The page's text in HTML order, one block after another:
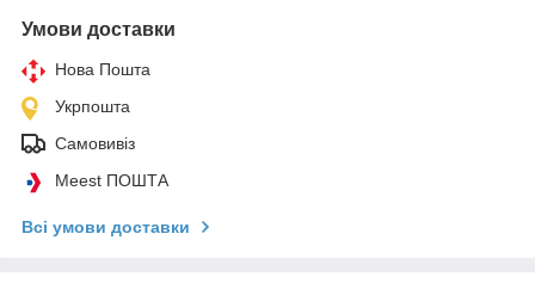
Умови доставки
Нова Пошта
Укрпошта
Самовивіз
Meest ПОШТА
Всі умови доставки